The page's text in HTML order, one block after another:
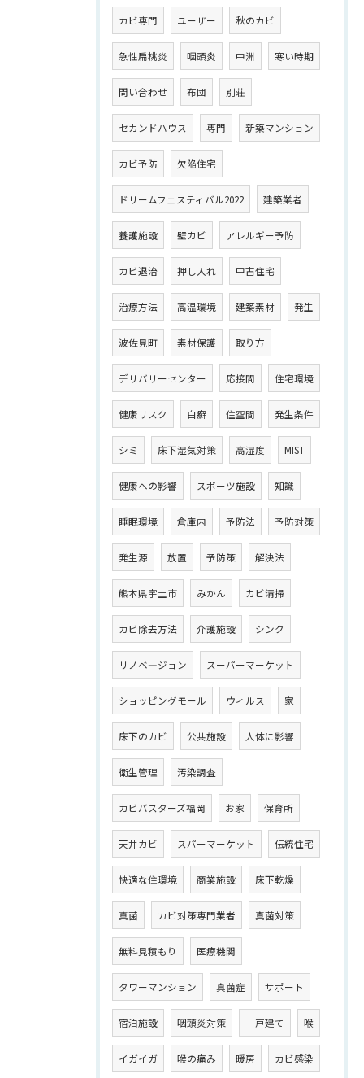
カビ専門 ユーザー 秋のカビ
急性扁桃炎 咽頭炎 中洲 寒い時期
問い合わせ 布団 別荘
セカンドハウス 専門 新築マンション
カビ予防 欠陥住宅
ドリームフェスティバル2022 建築業者
養護施設 壁カビ アレルギー予防
カビ退治 押し入れ 中古住宅
治療方法 高温環境 建築素材 発生
波佐見町 素材保護 取り方
デリバリーセンター 応接間 住宅環境
健康リスク 白癬 住空間 発生条件
シミ 床下湿気対策 高湿度 MIST
健康への影響 スポーツ施設 知識
睡眠環境 倉庫内 予防法 予防対策
発生源 放置 予防策 解決法
熊本県宇土市 みかん カビ清掃
カビ除去方法 介護施設 シンク
リノベ―ジョン スーパーマーケット
ショッピングモール ウィルス 家
床下のカビ 公共施設 人体に影響
衛生管理 汚染調査
カビバスターズ福岡 お家 保育所
天井カビ スパーマーケット 伝統住宅
快適な住環境 商業施設 床下乾燥
真菌 カビ対策専門業者 真菌対策
無料見積もり 医療機関
タワーマンション 真菌症 サポート
宿泊施設 咽頭炎対策 一戸建て 喉
イガイガ 喉の痛み 暖房 カビ感染